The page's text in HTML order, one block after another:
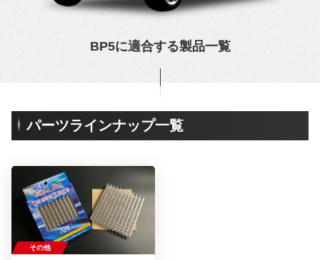
BP5に適合する製品一覧
パーツラインナップ一覧
その他